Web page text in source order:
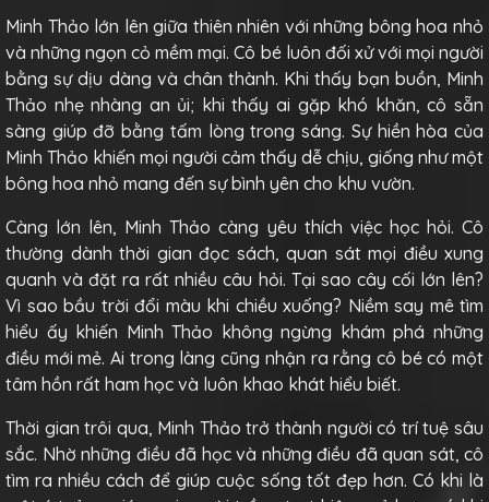
Minh Thảo lớn lên giữa thiên nhiên với những bông hoa nhỏ
và những ngọn cỏ mềm mại. Cô bé luôn đối xử với mọi người
bằng sự dịu dàng và chân thành. Khi thấy bạn buồn, Minh
Thảo nhẹ nhàng an ủi; khi thấy ai gặp khó khăn, cô sẵn
sàng giúp đỡ bằng tấm lòng trong sáng. Sự hiền hòa của
Minh Thảo khiến mọi người cảm thấy dễ chịu, giống như một
bông hoa nhỏ mang đến sự bình yên cho khu vườn.
Càng lớn lên, Minh Thảo càng yêu thích việc học hỏi. Cô
thường dành thời gian đọc sách, quan sát mọi điều xung
quanh và đặt ra rất nhiều câu hỏi. Tại sao cây cối lớn lên?
Vì sao bầu trời đổi màu khi chiều xuống? Niềm say mê tìm
hiểu ấy khiến Minh Thảo không ngừng khám phá những
điều mới mẻ. Ai trong làng cũng nhận ra rằng cô bé có một
tâm hồn rất ham học và luôn khao khát hiểu biết.
Thời gian trôi qua, Minh Thảo trở thành người có trí tuệ sâu
sắc. Nhờ những điều đã học và những điều đã quan sát, cô
tìm ra nhiều cách để giúp cuộc sống tốt đẹp hơn. Có khi là